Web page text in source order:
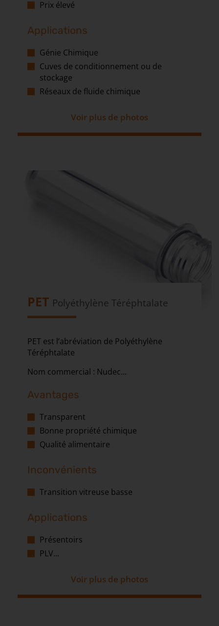
Prix élevé
Applications
Génie Chimique
Cuves de conditionnement ou de
stockage
Réseaux de fluide chimique
Voir plus de photos
PET Polyéthylène Téréphtalate
PET est l’abréviation de Polyéthylène
Téréphtalate
Nom commercial : Nudec...
Avantages
Transparent
Bonne propriété chimique
Qualité alimentaire
Inconvénients
Transition vitreuse basse
Applications
Présentoirs
PLV...
Voir plus de photos